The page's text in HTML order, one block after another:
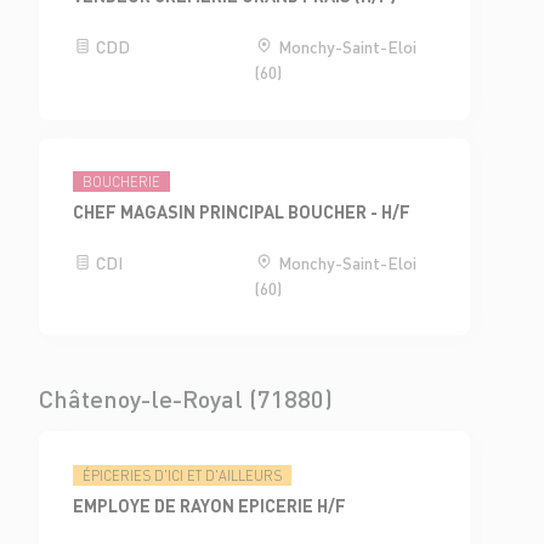
CDD
Monchy-Saint-Eloi
(60)
BOUCHERIE
CHEF MAGASIN PRINCIPAL BOUCHER - H/F
CDI
Monchy-Saint-Eloi
(60)
Châtenoy-le-Royal (71880)
ÉPICERIES D'ICI ET D'AILLEURS
EMPLOYE DE RAYON EPICERIE H/F